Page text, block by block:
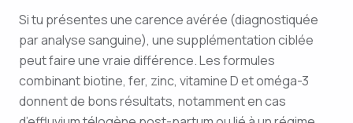
Si tu présentes une carence avérée (diagnostiquée
par analyse sanguine), une supplémentation ciblée
peut faire une vraie différence. Les formules
combinant biotine, fer, zinc, vitamine D et oméga-3
donnent de bons résultats, notamment en cas